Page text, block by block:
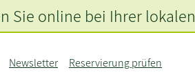
Newsletter Reservierung prüfen
Sie online bei Ihrer lokalen